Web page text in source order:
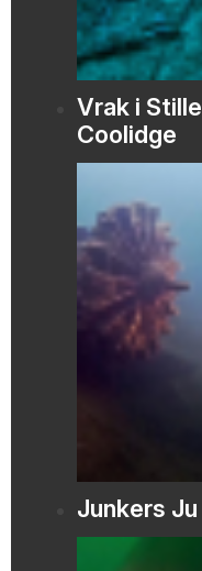
Vrak i
Coolidge
Junkers